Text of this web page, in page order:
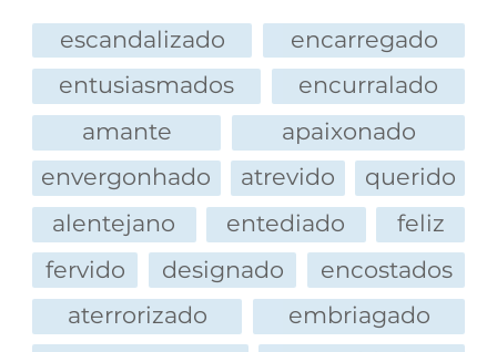
— Não meu amigo, mas parece inteligente, pois
presta uma atenção. . .
escandalizado
encarregado
entusiasmados
encurralado
amante
apaixonado
envergonhado
atrevido
querido
alentejano
entediado
feliz
fervido
designado
encostados
aterrorizado
embriagado